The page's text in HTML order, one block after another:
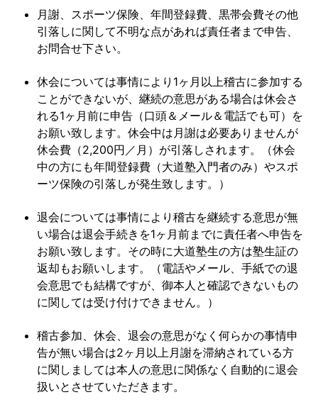
月謝、スポーツ保険、年間登録費、黒帯会費その他
引落しに関して不明な点があれば責任者まで申告、
お問合せ下さい。
休会については事情により1ヶ月以上稽古に参加する
ことができないが、継続の意思がある場合は休会さ
れる1ヶ月前に申告（口頭＆メール＆電話でも可）を
お願い致します。休会中は月謝は必要ありませんが
休会費（2,200円／月）が引落しされます。（休会
中の方にも年間登録費（大道塾入門者のみ）やスポ
ーツ保険の引落しが発生致します。）
退会については事情により稽古を継続する意思が無
い場合は退会手続きを1ヶ月前までに責任者へ申告を
お願い致します。その時に大道塾生の方は塾生証の
返却もお願いします。（電話やメール、手紙での退
会意思でも結構ですが、御本人と確認できないもの
に関しては受け付けできません。）
稽古参加、休会、退会の意思がなく何らかの事情申
告が無い場合は2ヶ月以上月謝を滞納されている方
に関しましては本人の意思に関係なく自動的に退会
扱いとさせていただきます。